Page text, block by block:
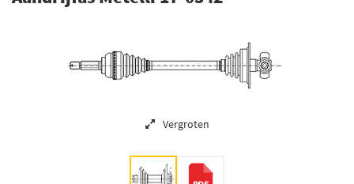
Vergroten